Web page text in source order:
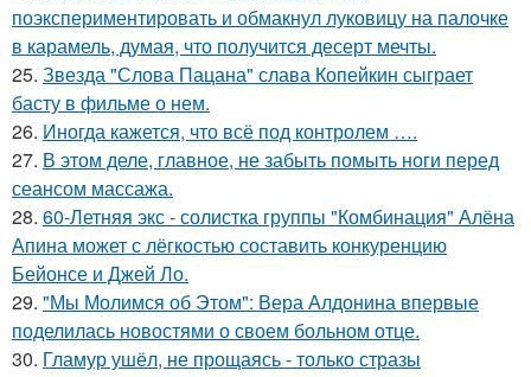
поэкспериментировать и обмакнул луковицу на палочке
в карамель, думая, что получится десерт мечты.
25. Звезда "Слова Пацана" слава Копейкин сыграет
басту в фильме о нем.
26. Иногда кажется, что всё под контролем ….
27. В этом деле, главное, не забыть помыть ноги перед
сеансом массажа.
28. 60-Летняя экс - солистка группы "Комбинация" Алёна
Апина может с лёгкостью составить конкуренцию
Бейонсе и Джей Ло.
29. "Мы Молимся об Этом": Вера Алдонина впервые
поделилась новостями о своем больном отце.
30. Гламур ушёл, не прощаясь - только стразы